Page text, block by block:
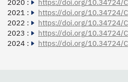
2020 :
https://doi.org/10.34724/
2021 :
https://doi.org/10.34724/
2022 :
https://doi.org/10.34724/
2023 :
https://doi.org/10.34724/
2024 :
https://doi.org/10.34724/